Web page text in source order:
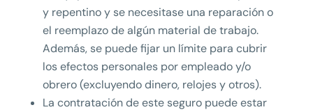
y repentino y se necesitase una reparación o
el reemplazo de algún material de trabajo.
Además, se puede fijar un límite para cubrir
los efectos personales por empleado y/o
obrero (excluyendo dinero, relojes y otros).
La contratación de este seguro puede estar